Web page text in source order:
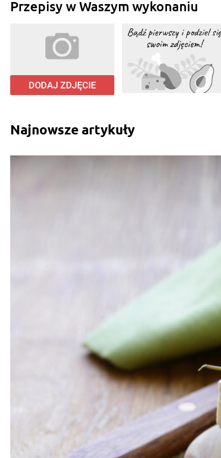
Przepisy w Waszym wykonaniu
DODAJ ZDJĘCIE
Najnowsze artykuły